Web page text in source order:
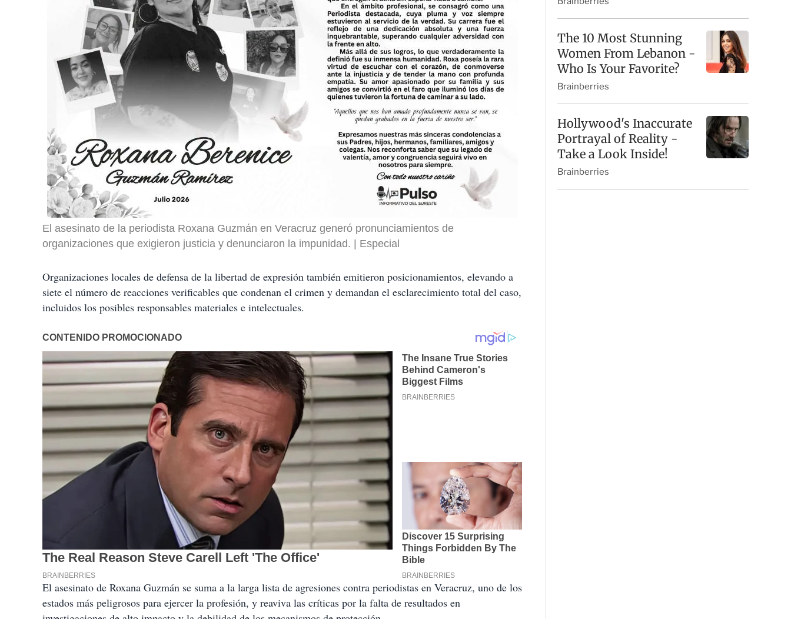
El asesinato de la periodista Roxana Guzmán en Veracruz generó pronunciamientos de
organizaciones que exigieron justicia y denunciaron la impunidad.
Especial
Organizaciones locales de defensa de la libertad de expresión también emitieron posicionamientos, elevando a
siete el número de reacciones verificables que condenan el crimen y demandan el esclarecimiento total del caso,
incluidos los posibles responsables materiales e intelectuales.
El asesinato de Roxana Guzmán se suma a la larga lista de agresiones contra periodistas en Veracruz, uno de los
estados más peligrosos para ejercer la profesión, y reaviva las críticas por la falta de resultados en